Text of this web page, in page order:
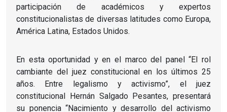
participación de académicos y expertos
constitucionalistas de diversas latitudes como Europa,
América Latina, Estados Unidos.
En esta oportunidad y en el marco del panel “El rol
cambiante del juez constitucional en los últimos 25
años. Entre legalismo y activismo”, el juez
constitucional Hernán Salgado Pesantes, presentará
su ponencia “Nacimiento y desarrollo del activismo